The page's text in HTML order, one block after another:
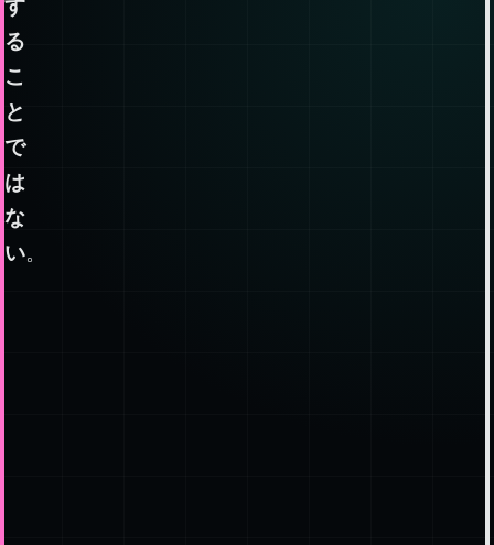
ル
に
還
元
す
る
こ
と